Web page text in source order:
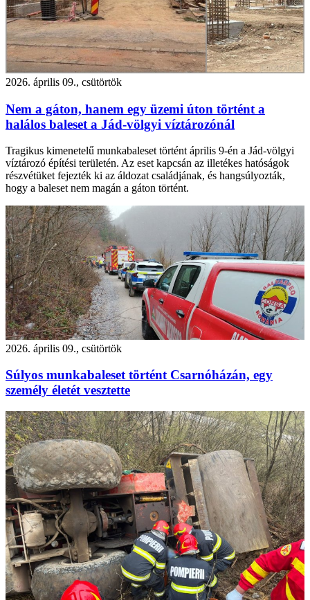
2026. április 09., csütörtök
Nem a gáton, hanem egy üzemi úton történt a
halálos baleset a Jád-völgyi víztározónál
Tragikus kimenetelű munkabaleset történt április 9-én a Jád-völgyi
víztározó építési területén. Az eset kapcsán az illetékes hatóságok
részvétüket fejezték ki az áldozat családjának, és hangsúlyozták,
hogy a baleset nem magán a gáton történt.
2026. április 09., csütörtök
Súlyos munkabaleset történt Csarnóházán, egy
személy életét vesztette